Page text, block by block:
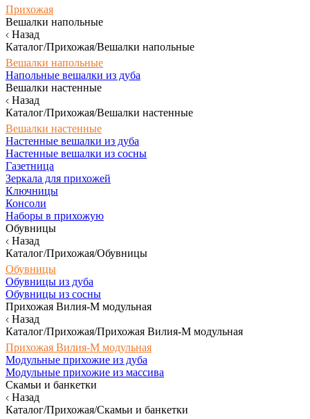
Прихожая
Вешалки напольные
Назад
Каталог/Прихожая/Вешалки напольные
Вешалки напольные
Напольные вешалки из дуба
Вешалки настенные
Назад
Каталог/Прихожая/Вешалки настенные
Вешалки настенные
Настенные вешалки из дуба
Настенные вешалки из сосны
Газетница
Зеркала для прихожей
Ключницы
Консоли
Наборы в прихожую
Обувницы
Назад
Каталог/Прихожая/Обувницы
Обувницы
Обувницы из дуба
Обувницы из сосны
Прихожая Вилия-М модульная
Назад
Каталог/Прихожая/Прихожая Вилия-М модульная
Прихожая Вилия-М модульная
Модульные прихожие из дуба
Модульные прихожие из массива
Скамьи и банкетки
Назад
Каталог/Прихожая/Скамьи и банкетки